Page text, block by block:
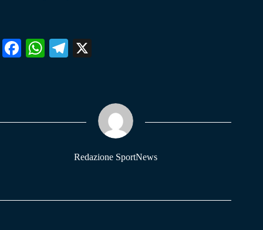
Fa W
pp
Te
m
Redazione SportNews